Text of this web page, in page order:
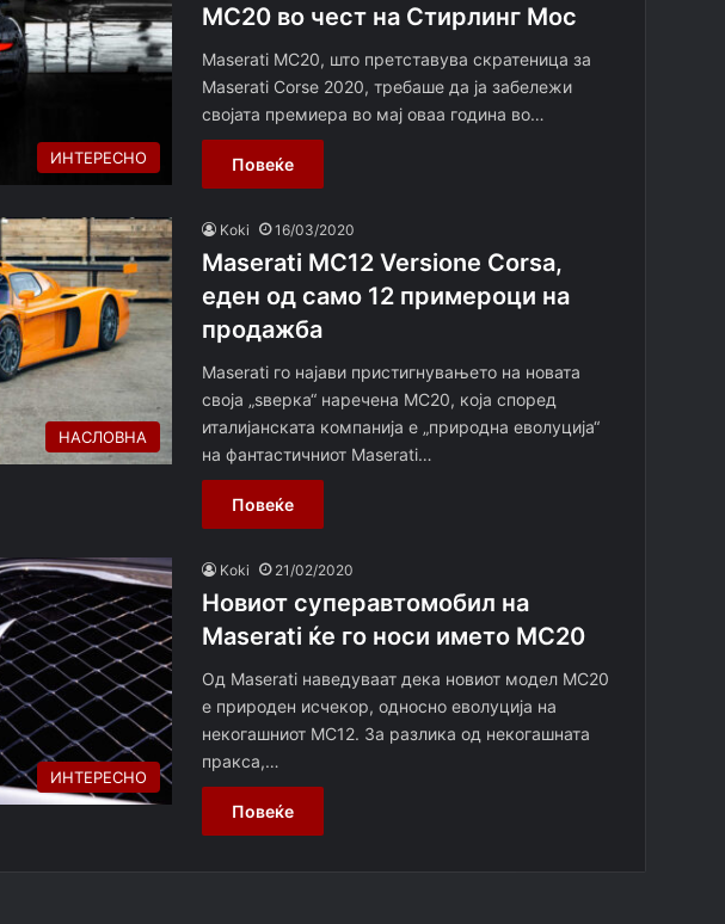
ИНТЕРЕСНО
MC20 во чест на Стирлинг Мос
Maserati MC20, што претставува скратеница за
Maserati Corse 2020, требаше да ја забележи
својата премиера во мај оваа година во…
Повеќе
НАСЛОВНА
Koki 16/03/2020
Maserati MC12 Versione Corsa,
еден од само 12 примероци на
продажба
Maserati го најави пристигнувањето на новата
своја „ѕверка“ наречена MC20, која според
италијанската компанија е „природна еволуција“
на фантастичниот Maserati…
Повеќе
ИНТЕРЕСНО
Koki 21/02/2020
Новиот суперавтомобил на
Maserati ќе го носи името MC20
Од Maserati наведуваат дека новиот модел MC20
е природен исчекор, односно еволуција на
некогашниот MC12. За разлика од некогашната
пракса,…
Повеќе